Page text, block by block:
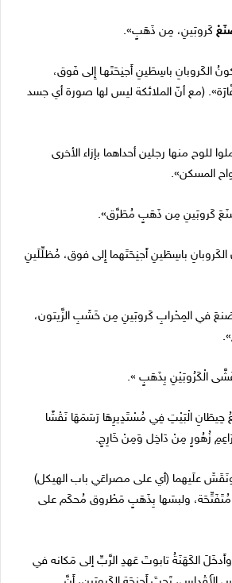
كَروبَينِ، مِن ذَهَبٍ».
الكَروبانِ باسِطَينِ أَجنِحَتَهـا إِلى فَوق،
(مع أنّ الملائكة ليس لها صورة أي جسد
للوح منها رجلين أحداهما بإزاء الأخرى
المسكن».
كَروبَينِ مِن ذَهَبٍ مُطَرَّق».
الكَروبانِ باسِطَينِ أَجنِحَتَهما إِلى فوق، مُظلِّلَينِ
في المِحْرابِ كَروبَينِ مِن خَشَبِ الزَّيتون،
الْكَرُوبَيْنِ بِذَهَبٍ ».
حِيطَانِ الْبَيْتِ فِي مُسْتَدِيرِهَا رَسَمَهَا نَقْشًا
زُهُورٍ مِنْ دَاخِل وَمِنْ خَارِجٍ.
علَيهما (أي على مصراعَي باب الهيكل)
مُتَفَتِّحَة، ولبسَها بِذَهَبٍ مَطْروق مُحكَم على
الكَهَنَةُ تابوتَ عَهدِ الرَّبِّ إلى مَكانه في